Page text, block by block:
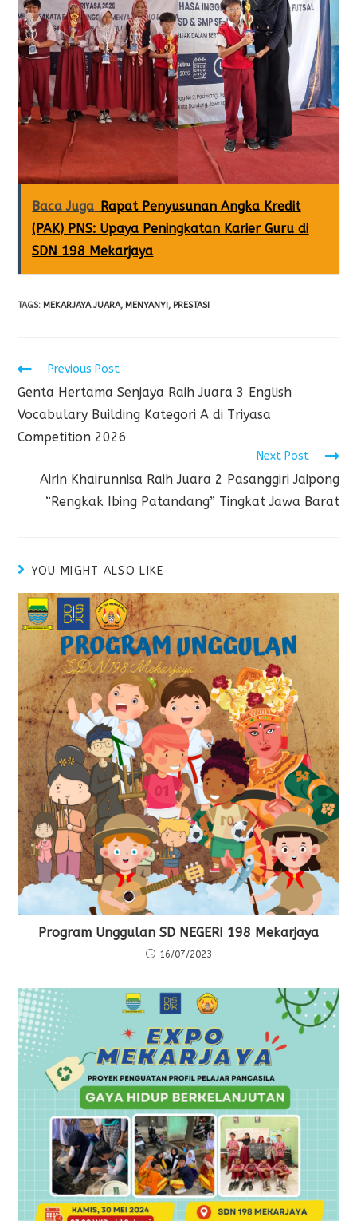
Baca Juga Rapat Penyusunan Angka Kredit
(PAK) PNS: Upaya Peningkatan Karier Guru di
SDN 198 Mekarjaya
TAGS: MEKARJAYA JUARA, MENYANYI, PRESTASI
Previous Post
Genta Hertama Senjaya Raih Juara 3 English
Vocabulary Building Kategori A di Triyasa
Competition 2026
Next Post
Airin Khairunnisa Raih Juara 2 Pasanggiri Jaipong
“Rengkak Ibing Patandang” Tingkat Jawa Barat
YOU MIGHT ALSO LIKE
Program Unggulan SD NEGERI 198 Mekarjaya
16/07/2023